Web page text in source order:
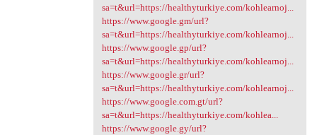
sa=t&url=https://healthyturkiye.com/kohlearnoj...
https://www.google.gm/url?
sa=t&url=https://healthyturkiye.com/kohlearnoj...
https://www.google.gp/url?
sa=t&url=https://healthyturkiye.com/kohlearnoj...
https://www.google.gr/url?
sa=t&url=https://healthyturkiye.com/kohlearnoj...
https://www.google.com.gt/url?
sa=t&url=https://healthyturkiye.com/kohlea...
https://www.google.gy/url?